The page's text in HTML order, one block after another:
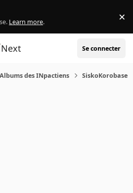
Learn more. ×
Next Se connecter
Albums des INpactiens SiskoKorobase